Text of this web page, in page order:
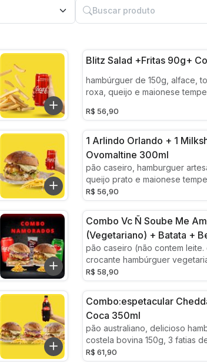
Buscar produto
Blitz Salad +fritas 90g+
hambúrguer de 150g, alface,
roxa, queijo e maionese
R$ 56,90
1 Arlindo Orlando + 1
Ovomaltine 300ml
pão caseiro, hamburguer
queijo prato e maionese
temperos frescos) +milkshake
300ml
R$ 56,90
Combo Vc Ñ Soube Me
(vegetariano) + Batata +
pão caseiro (não contem leite.
crocante hambúrguer
bico, alface e tomate frescos,
caramelizada, queijo e
R$ 58,90
Combo:espetacular
Coca 350ml
pão australiano, delicioso
costela bovina 150g, 3 fatias
cebola caramelizada e bacon.
R$ 61,90